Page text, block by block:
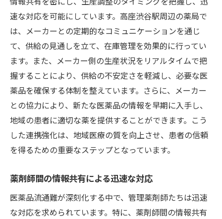
行政処分による市場動向の分析
消費者への影響を最小限に抑える方法
ジェネリック医薬品の信頼性向上策
IT活用が医薬品供給の未来を支える鍵となる理
由
デジタル化による在庫管理の革新
AIを活用した需要予測の精度向上
オンラインプラットフォームでの情報共有
リアルタイムの供給チェーン管理
技術革新がもたらす新たな流通モデル
速な対応を可能にしています。高座渋谷駅周辺の薬局で
は、メーカーとの定期的なコミュニケーションを通じ
て、供給の見通しを立て、在庫管理を効果的に行ってい
ます。また、メーカー側の生産状況をリアルタイムで把
握することにより、供給の不安定さを軽減し、必要な医
薬品を確保する体制を整えています。さらに、メーカー
との協力により、新たな医薬品の情報を早期に入手し、
地域の患者に適切な薬を提供することができます。こう
した連携強化は、地域医療の質を向上させ、患者の信頼
を得るための重要なステップとなっています。
薬剤師間の情報共有による迅速な対応
医薬品流通難が深刻化する中で、管理薬剤師たちは迅速
な対応を求められています。特に、薬剤師間の情報共有